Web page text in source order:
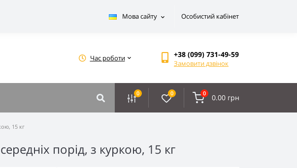
Мова сайту Особистий кабінет
Час роботи +38 (099) 731-49-59
Замовити дзвінок
0 0 0 0.00 грн
15 кг
порід, з куркою, 15 кг